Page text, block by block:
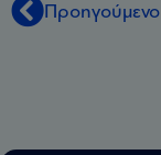
Προηγούμενο